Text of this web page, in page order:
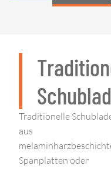
Traditionelle
aus
Spanplatten oder